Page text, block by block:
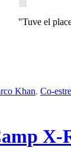
"Tuve el
Khan, Co-